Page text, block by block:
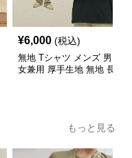
¥6,000 (税込)
無地 Tシャツ メンズ 男
女兼用 厚手生地 無地 長
もっと見る